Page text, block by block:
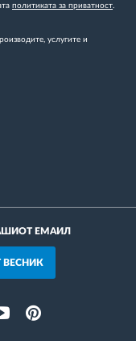
политиката за приватност
услугите и
ЕМАИЛ
ВЕСНИК
Pinterest